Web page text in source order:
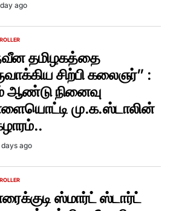
ago
தமிழகத்தை
சிற்பி கலைஞர்” :
ஆண்டு நினைவு
மு.க.ஸ்டாலின்
days ago
ஸ்மார்ட் ஸ்டார்ட்